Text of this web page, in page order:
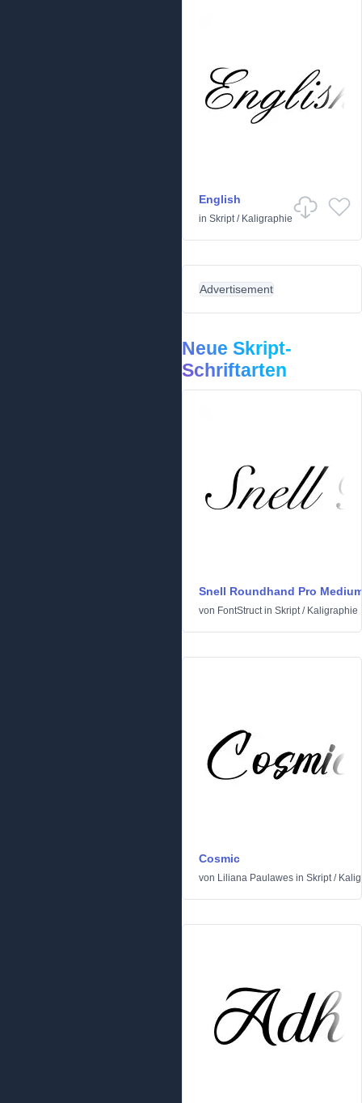
English
in Skript/ Kaligraphie
Advertisement
Neue Skript-
Schriftarten
Snell Roundhand Pro
von FontStructin Skript/ Kaligraphie
Cosmic
von Liliana Paulawes in Skript/